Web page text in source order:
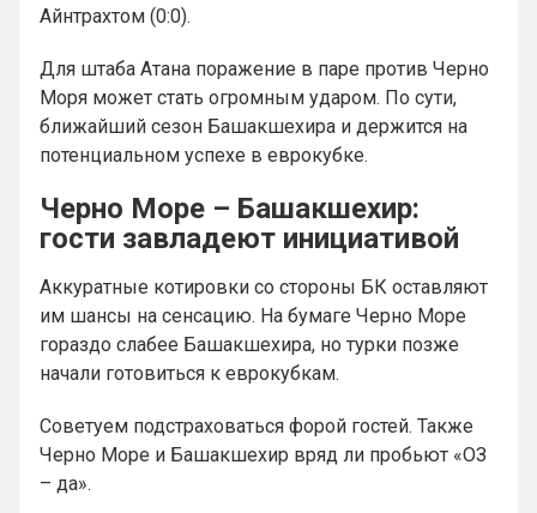
Айнтрахтом (0:0).
Для штаба Атана поражение в паре против Черно
Моря может стать огромным ударом. По сути,
ближайший сезон Башакшехира и держится на
потенциальном успехе в еврокубке.
Черно Море – Башакшехир:
гости завладеют инициативой
Аккуратные котировки со стороны БК оставляют
им шансы на сенсацию. На бумаге Черно Море
гораздо слабее Башакшехира, но турки позже
начали готовиться к еврокубкам.
Советуем подстраховаться форой гостей. Также
Черно Море и Башакшехир вряд ли пробьют «ОЗ
– да».